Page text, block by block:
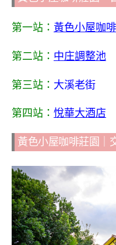
第一站： 黃色小屋咖
第二站： 中庄調整池
第三站： 大溪老街
第四站： 悅華大酒店
黃色小屋咖啡莊園｜